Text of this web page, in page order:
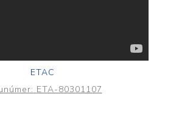
ETAC
ETA-80301107